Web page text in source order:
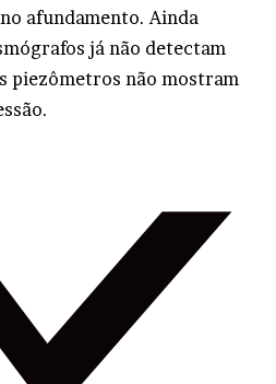
afundamento. Ainda
já não detectam
piezômetros não mostram